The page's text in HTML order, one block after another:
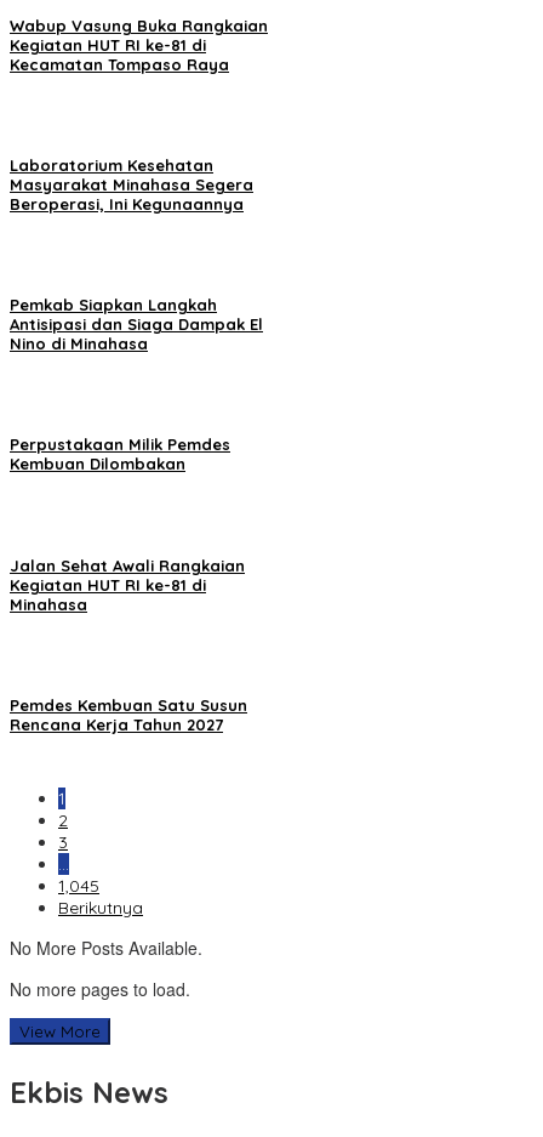
Wabup Vasung Buka Rangkaian
Kegiatan HUT RI ke-81 di
Kecamatan Tompaso Raya
Laboratorium Kesehatan
Masyarakat Minahasa Segera
Beroperasi, Ini Kegunaannya
Pemkab Siapkan Langkah
Antisipasi dan Siaga Dampak El
Nino di Minahasa
Perpustakaan Milik Pemdes
Kembuan Dilombakan
Jalan Sehat Awali Rangkaian
Kegiatan HUT RI ke-81 di
Minahasa
Pemdes Kembuan Satu Susun
Rencana Kerja Tahun 2027
1
2
3
…
1,045
Berikutnya
No More Posts Available.
No more pages to load.
View More
Ekbis News